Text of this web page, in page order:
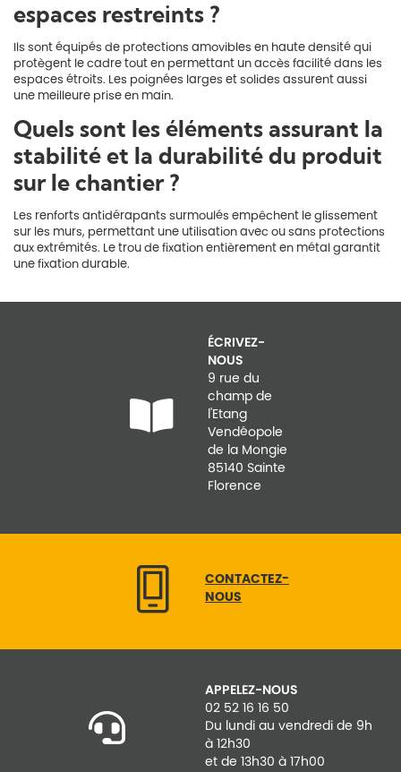
espaces restreints ?
Ils sont équipés de protections amovibles en haute densité qui
protègent le cadre tout en permettant un accès facilité dans les
espaces étroits. Les poignées larges et solides assurent aussi
une meilleure prise en main.
Quels sont les éléments assurant la
stabilité et la durabilité du produit
sur le chantier ?
Les renforts antidérapants surmoulés empêchent le glissement
sur les murs, permettant une utilisation avec ou sans protections
aux extrémités. Le trou de fixation entièrement en métal garantit
une fixation durable.
ÉCRIVEZ-
NOUS
9 rue du
champ de
l'Etang
Vendéopole
de la Mongie
85140 Sainte
Florence
CONTACTEZ-
NOUS
APPELEZ-NOUS
02 52 16 16 50
Du lundi au vendredi de 9h
à 12h30
et de 13h30 à 17h00